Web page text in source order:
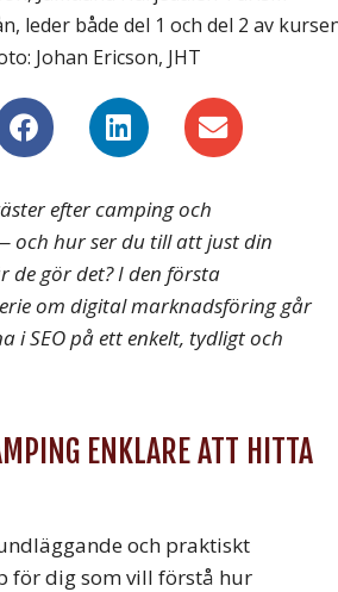
leder både del 1 och del 2 av
Johan Ericson, JHT
efter camping och
och hur ser du till att just din
de gör det? I den första
om digital marknadsföring går
i SEO på ett enkelt, tydligt och
ENKLARE ATT HITTA
och praktiskt
för dig som vill förstå hur